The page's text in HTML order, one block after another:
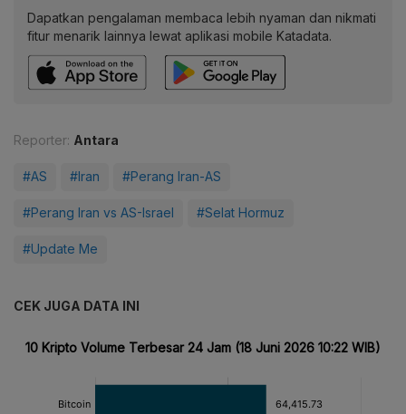
Dapatkan pengalaman membaca lebih nyaman dan nikmati
fitur menarik lainnya lewat aplikasi mobile Katadata.
Reporter: Antara
#AS #Iran #Perang Iran-AS
#Perang Iran vs AS-Israel #Selat Hormuz
#Update Me
CEK JUGA DATA INI